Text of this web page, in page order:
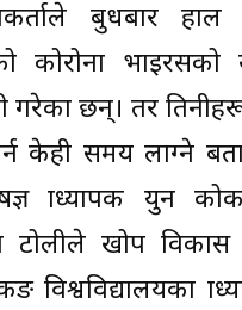
बुधबार हाल
कोरोना
गरेका छन्। तर
केही समय लाग्ने
प्राध्यापक युन
टोलीले खोप विकास
विश्वविद्यालयका